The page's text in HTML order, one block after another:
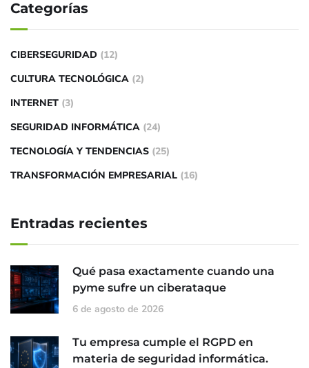
Categorías
CIBERSEGURIDAD (12)
CULTURA TECNOLÓGICA (2)
INTERNET (3)
SEGURIDAD INFORMÁTICA (24)
TECNOLOGÍA Y TENDENCIAS (25)
TRANSFORMACIÓN EMPRESARIAL (16)
Entradas recientes
Qué pasa exactamente cuando una
pyme sufre un ciberataque
6 de agosto de 2026
Tu empresa cumple el RGPD en
materia de seguridad informática.